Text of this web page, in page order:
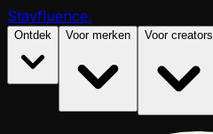
Stayfluence.
Ontdek Voor merken Voor creators